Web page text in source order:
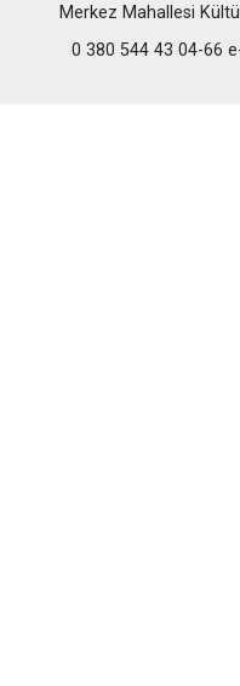
Merkez Mahallesi
0 380 544 43 04-66